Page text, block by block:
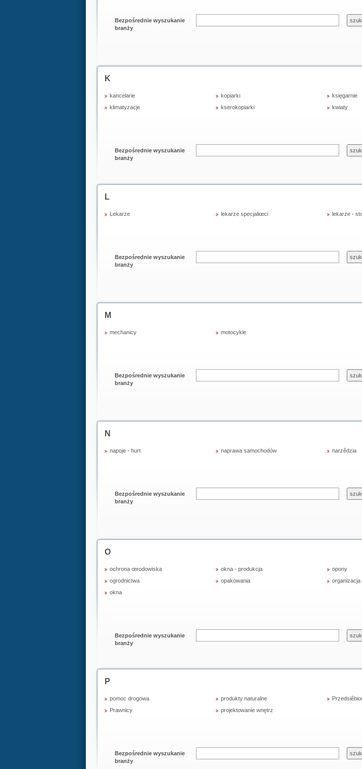
Bezpośrednie wyszukanie
branży
K
kancelarie
klimatyzacje
kopiarki
kserokopiarki
księgarnie
kwiaty
Bezpośrednie wyszukanie
branży
L
Lekarze lekarze specjaliœci lekarze -
Bezpośrednie wyszukanie
branży
M
mechanicy motocykle
Bezpośrednie wyszukanie
branży
N
napoje - hurt naprawa samochodów narzêdzia
Bezpośrednie wyszukanie
branży
O
ochrona œrodowiska
ogrodnictwa
okna
okna - produkcja
opakowania
opony
organizacja
Bezpośrednie wyszukanie
branży
P
pomoc drogowa
Prawnicy
produkty naturalne
projektowanie wnętrz
Bezpośrednie wyszukanie
branży